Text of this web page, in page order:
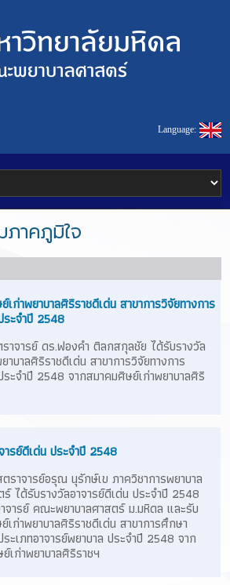
Language:
ภาคภูมิใจ
เก่าพยาบาลศิริราชดีเด่น สาขาการวิจัยทางการ
ระจำปี 2548
าจารย์ ดร.ฟองคำ ติลกสกุลชัย ได้รับรางวัล
าบาลศิริราชดีเด่น สาขาการวิจัยทางการ
ระจำปี 2548 จากสมาคมศิษย์เก่าพยาบาลศิริ
ารย์ดีเด่น ประจำปี 2548
ราจารย์อรุณ นุรักษ์เข ภาควิชาการพยาบาล
ได้รับรางวัลอาจารย์ดีเด่น ประจำปี 2548
จารย์ คณะพยาบาลศาสตร์ ม.มหิดล และรับ
เก่าพยาบาลศิริราชดีเด่น สาขาการศึกษา
ะเภทอาจารย์พยาบาล ประจำปี 2548 จาก
เก่าพยาบาลศิริราชฯ